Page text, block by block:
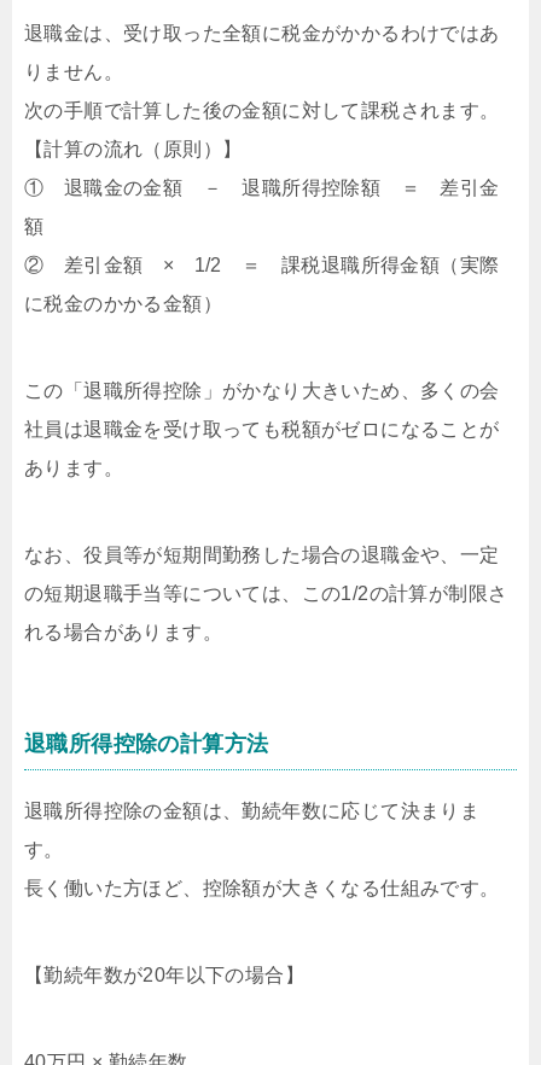
退職金は、受け取った全額に税金がかかるわけではあ
りません。
次の手順で計算した後の金額に対して課税されます。
【計算の流れ（原則）】
① 退職金の金額 － 退職所得控除額 ＝ 差引金
額
② 差引金額 × 1/2 ＝ 課税退職所得金額（実際
に税金のかかる金額）
この「退職所得控除」がかなり大きいため、多くの会
社員は退職金を受け取っても税額がゼロになることが
あります。
なお、役員等が短期間勤務した場合の退職金や、一定
の短期退職手当等については、この1/2の計算が制限さ
れる場合があります。
退職所得控除の計算方法
退職所得控除の金額は、勤続年数に応じて決まりま
す。
長く働いた方ほど、控除額が大きくなる仕組みです。
【勤続年数が20年以下の場合】